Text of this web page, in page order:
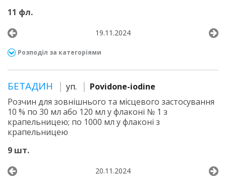
11 фл.
19.11.2024
Розподіл за категоріями
БЕТАДИН уп.
Povidone-iodine
Розчин для зовнішнього та місцевого застосування
10 % по 30 мл або 120 мл у флаконі № 1 з
крапельницею; по 1000 мл у флаконі з
крапельницею
9 шт.
20.11.2024